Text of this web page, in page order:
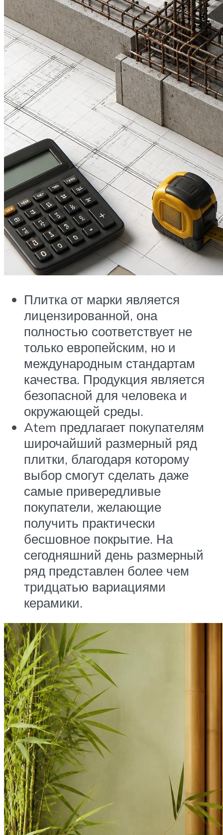
Плитка от марки является
лицензированной, она
полностью соответствует не
только европейским, но и
международным стандартам
качества. Продукция является
безопасной для человека и
окружающей среды.
Atem предлагает покупателям
широчайший размерный ряд
плитки, благодаря которому
выбор смогут сделать даже
самые привередливые
покупатели, желающие
получить практически
бесшовное покрытие. На
сегодняшний день размерный
ряд представлен более чем
тридцатью вариациями
керамики.